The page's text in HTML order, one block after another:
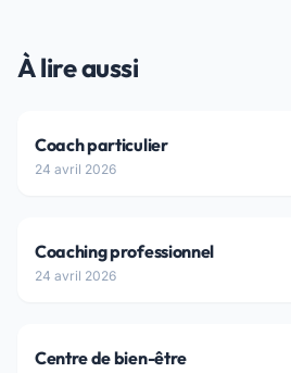
À lire aussi
Coach particulier
24 avril 2026
Coaching professionnel
24 avril 2026
Centre de bien-être